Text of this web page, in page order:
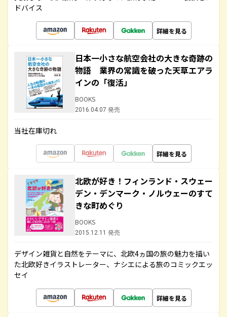
ドバイス
詳細を見る
日本一小さな航空会社の大きな奇跡の
物語 業界の常識を破った天草エアラ
インの「復活」
BOOKS
2016.04.07 発売
当社在庫切れ
詳細を見る
北欧が好き！フィンランド・スウェー
デン・デンマーク・ノルウェーのすて
きな町めぐり
BOOKS
2015.12.11 発売
デザイン雑貨と自然をテーマに、北欧4ヵ国の旅の魅力を描い
た北欧好きイラストレーター、ナシエによる旅のコミックエッ
セイ
詳細を見る